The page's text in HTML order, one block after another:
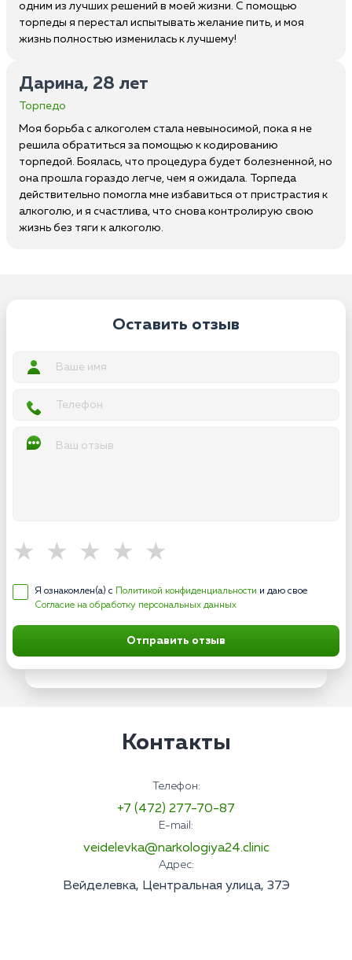
одним из лучших решений в моей жизни. С помощью
торпеды я перестал испытывать желание пить, и моя
жизнь полностью изменилась к лучшему!
Дарина, 28 лет
Торпедо
Моя борьба с алкоголем стала невыносимой, пока я не
решила обратиться за помощью к кодированию
торпедой. Боялась, что процедура будет болезненной, но
она прошла гораздо легче, чем я ожидала. Торпеда
действительно помогла мне избавиться от пристрастия к
алкоголю, и я счастлива, что снова контролирую свою
жизнь без тяги к алкоголю.
Оставить отзыв
Я ознакомлен(а) с Политикой конфиденциальности и даю свое
Согласие на обработку персональных данных
Отправить отзыв
Контакты
Телефон:
+7 (472) 277-70-87
E-mail:
veidelevka@narkologiya24.clinic
Адрес:
Вейделевка, Центральная улица, 37Э